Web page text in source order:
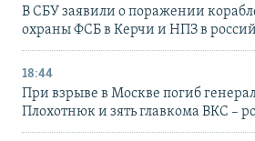
В СБУ заявили о поражении
охраны ФСБ в Керчи и НПЗ в
18:44
При взрыве в Москве погиб
Плохотнюк и зять главкома ВКС –